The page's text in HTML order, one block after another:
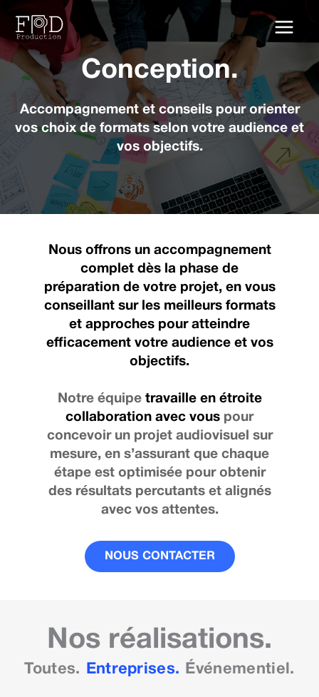
contenu
Conception.
Accompagnement et conseils pour orienter
vos choix de formats selon votre audience et
vos objectifs.
Nous offrons un accompagnement
complet dès la phase de
préparation de votre projet, en vous
conseillant sur les meilleurs formats
et approches pour atteindre
efficacement votre audience et vos
objectifs.
Notre équipe travaille en étroite
collaboration avec vous pour
concevoir un projet audiovisuel sur
mesure, en s’assurant que chaque
étape est optimisée pour obtenir
des résultats percutants et alignés
avec vos attentes.
NOUS CONTACTER
Nos réalisations.
Toutes. Entreprises. Événementiel.